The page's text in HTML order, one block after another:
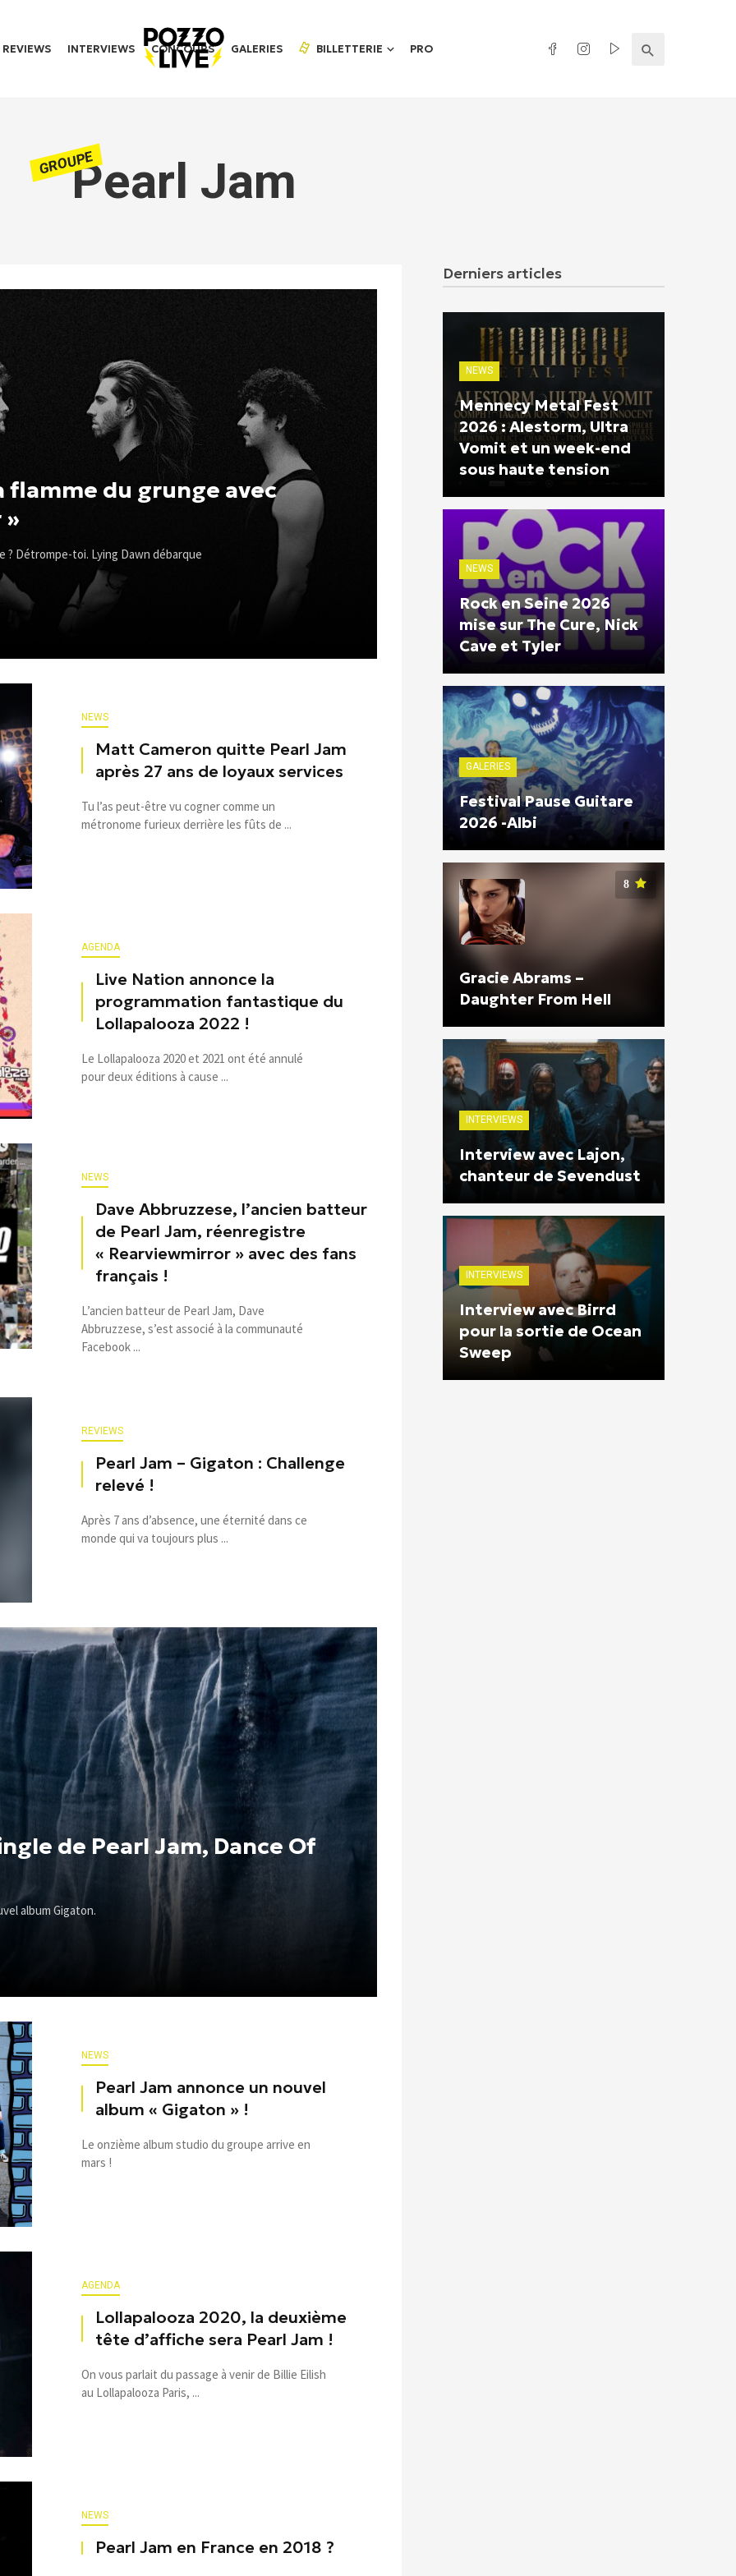
REVIEWS INTERVIEWS CONCOURS GALERIES BILLETTERIE PRO
GROUPEPearl Jam
flamme du grunge avec
»
? Détrompe-toi. Lying Dawn débarque
NEWS
Matt Cameron quitte Pearl Jam
après 27 ans de loyaux services
Tu l’as peut-être vu cogner comme un
métronome furieux derrière les fûts de ...
AGENDA
Live Nation annonce la
programmation fantastique du
Lollapalooza 2022 !
Le Lollapalooza 2020 et 2021 ont été annulé
pour deux éditions à cause ...
NEWS
Dave Abbruzzese, l’ancien batteur
de Pearl Jam, réenregistre
« Rearviewmirror » avec des fans
français !
L’ancien batteur de Pearl Jam, Dave
Abbruzzese, s’est associé à la communauté
Facebook ...
REVIEWS
Pearl Jam – Gigaton : Challenge
relevé !
Après 7 ans d’absence, une éternité dans ce
monde qui va toujours plus ...
de Pearl Jam, Dance Of
album Gigaton.
NEWS
Pearl Jam annonce un nouvel
album « Gigaton » !
Le onzième album studio du groupe arrive en
mars !
AGENDA
Lollapalooza 2020, la deuxième
tête d’affiche sera Pearl Jam !
On vous parlait du passage à venir de Billie Eilish
au Lollapalooza Paris, ...
NEWS
Pearl Jam en France en 2018 ?
Derniers articles
NEWS
Mennecy Metal Fest
2026 : Alestorm, Ultra
Vomit et un week-end
sous haute tension
NEWS
Rock en Seine 2026
mise sur The Cure, Nick
Cave et Tyler
GALERIES
Festival Pause Guitare
2026 -Albi
8
Gracie Abrams –
Daughter From Hell
INTERVIEWS
Interview avec Lajon,
chanteur de Sevendust
INTERVIEWS
Interview avec Birrd
pour la sortie de Ocean
Sweep